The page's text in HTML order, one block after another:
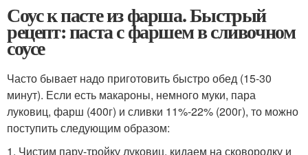
Соус к пасте из фарша. Быстрый
рецепт: паста с фаршем в сливочном
соусе
Часто бывает надо приготовить быстро обед (15-30
минут). Если есть макароны, немного муки, пара
луковиц, фарш (400г) и сливки 11%-22% (200г), то можно
поступить следующим образом:
1. Чистим пару-тройку луковиц, кидаем на сковородку и